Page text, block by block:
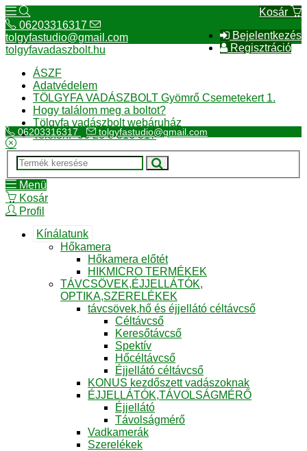
Kosár
Bejelentkezés
Regisztráció
06203316317
tolgyfastudio@gmail.com
tolgyfavadaszbolt.hu
ÁSZF
Adatvédelem
TÖLGYFA VADÁSZBOLT Gyömrő Csemetekert 1.
Hogy találom meg a boltot?
Tölgyfa vadászbolt webáruház
Telefon:+36 20 3 316 317
06203316317 tolgyfastudio@gmail.com
Menü
Kosár
Profil
Kínálatunk
Hőkamera
Hőkamera előtét
HIKMICRO TERMÉKEK
TÁVCSÖVEK,ÉJJELLÁTÓK,
OPTIKA,SZERELÉKEK
távcsövek,hő és éjjellátó céltávcső
Céltávcső
Keresőtávcső
Spektív
Hőcéltávcső
Éjjellátó céltávcső
KONUS kezdőszett vadászoknak
ÉJJELLÁTÓK,TÁVOLSÁGMÉRŐ
Éjjellátó
Távolságmérő
Vadkamerák
Szerelékek